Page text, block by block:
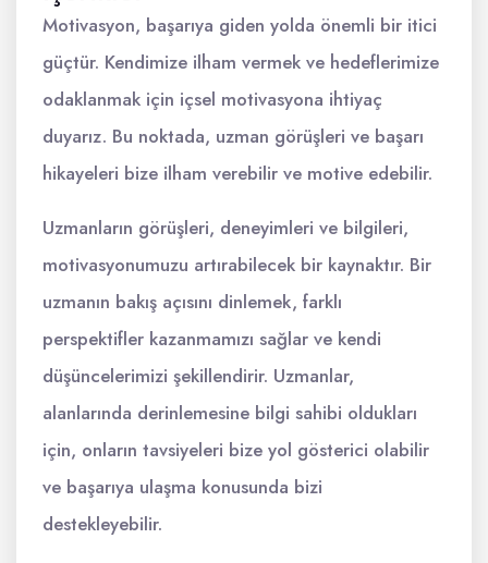
Motivasyon, başarıya giden yolda önemli bir itici
güçtür. Kendimize ilham vermek ve hedeflerimize
odaklanmak için içsel motivasyona ihtiyaç
duyarız. Bu noktada, uzman görüşleri ve başarı
hikayeleri bize ilham verebilir ve motive edebilir.
Uzmanların görüşleri, deneyimleri ve bilgileri,
motivasyonumuzu artırabilecek bir kaynaktır. Bir
uzmanın bakış açısını dinlemek, farklı
perspektifler kazanmamızı sağlar ve kendi
düşüncelerimizi şekillendirir. Uzmanlar,
alanlarında derinlemesine bilgi sahibi oldukları
için, onların tavsiyeleri bize yol gösterici olabilir
ve başarıya ulaşma konusunda bizi
destekleyebilir.